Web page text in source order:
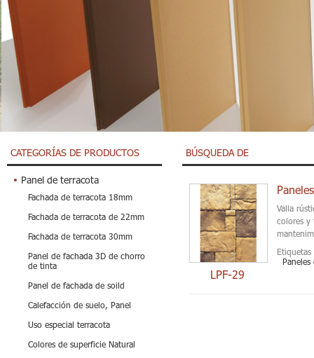
CATEGORÍAS DE PRODUCTOS
Panel de terracota
Fachada de terracota 18mm
Fachada de terracota de 22mm
Fachada de terracota 30mm
Panel de fachada 3D de chorro
de tinta
Panel de fachada de soild
Calefacción de suelo, Panel
Uso especial terracota
Colores de superficie Natural
BÚSQUEDA DE
LPF-29
Valla
colores y